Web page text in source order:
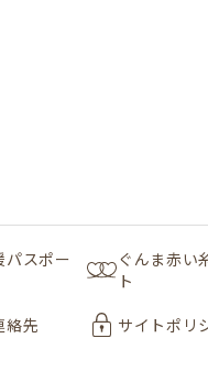
パスポー
ぐんま赤い
ト
絡先 サイトポリ